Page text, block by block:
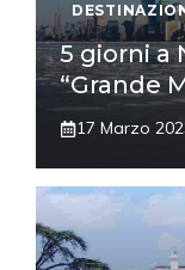
5 giorni a
“Grande
17 Marzo